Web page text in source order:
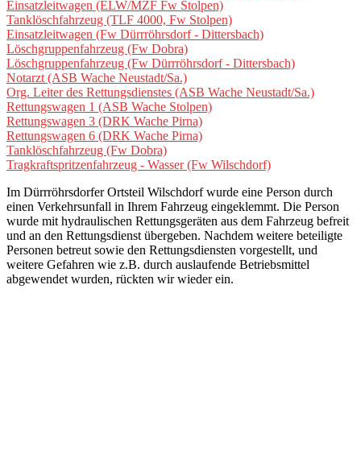
Einsatzleitwagen (ELW/MZF Fw Stolpen)
Tanklöschfahrzeug (TLF 4000, Fw Stolpen)
Einsatzleitwagen (Fw Dürrröhrsdorf - Dittersbach)
Löschgruppenfahrzeug (Fw Dobra)
Löschgruppenfahrzeug (Fw Dürrröhrsdorf - Dittersbach)
Notarzt (ASB Wache Neustadt/Sa.)
Org. Leiter des Rettungsdienstes (ASB Wache Neustadt/Sa.)
Rettungswagen 1 (ASB Wache Stolpen)
Rettungswagen 3 (DRK Wache Pirna)
Rettungswagen 6 (DRK Wache Pirna)
Tanklöschfahrzeug (Fw Dobra)
Tragkraftspritzenfahrzeug - Wasser (Fw Wilschdorf)
Im Dürrröhrsdorfer Ortsteil Wilschdorf wurde eine Person durch
einen Verkehrsunfall in Ihrem Fahrzeug eingeklemmt. Die Person
wurde mit hydraulischen Rettungsgeräten aus dem Fahrzeug befreit
und an den Rettungsdienst übergeben. Nachdem weitere beteiligte
Personen betreut sowie den Rettungsdiensten vorgestellt, und
weitere Gefahren wie z.B. durch auslaufende Betriebsmittel
abgewendet wurden, rückten wir wieder ein.